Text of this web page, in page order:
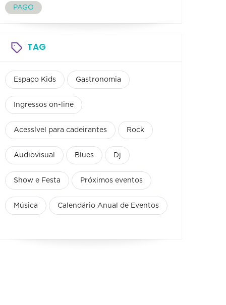
PAGO
TAG
Espaço Kids Gastronomia
Ingressos on-line
Acessível para cadeirantes Rock
Audiovisual Blues Dj
Show e Festa Próximos eventos
Música Calendário Anual de Eventos